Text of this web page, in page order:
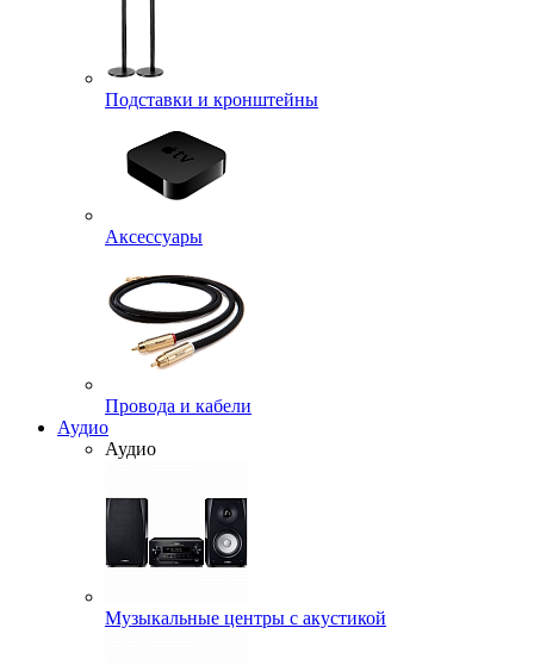
Подставки и кронштейны
Аксессуары
Провода и кабели
Аудио
Аудио
Музыкальные центры с акустикой